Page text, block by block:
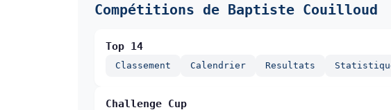
Compétitions de Baptiste Couilloud
Top 14
Classement Calendrier Resultats
Challenge Cup